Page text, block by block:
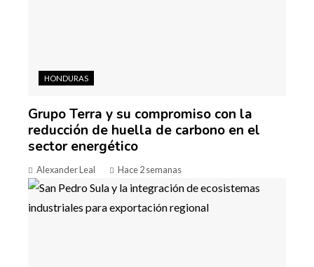
HONDURAS
Grupo Terra y su compromiso con la
reducción de huella de carbono en el
sector energético
Alexander Leal Hace 2 semanas